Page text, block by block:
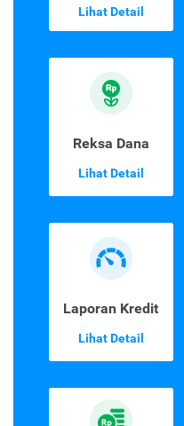
Lihat Detail
Reksa Dana
Lihat Detail
Laporan Kredit
Lihat Detail